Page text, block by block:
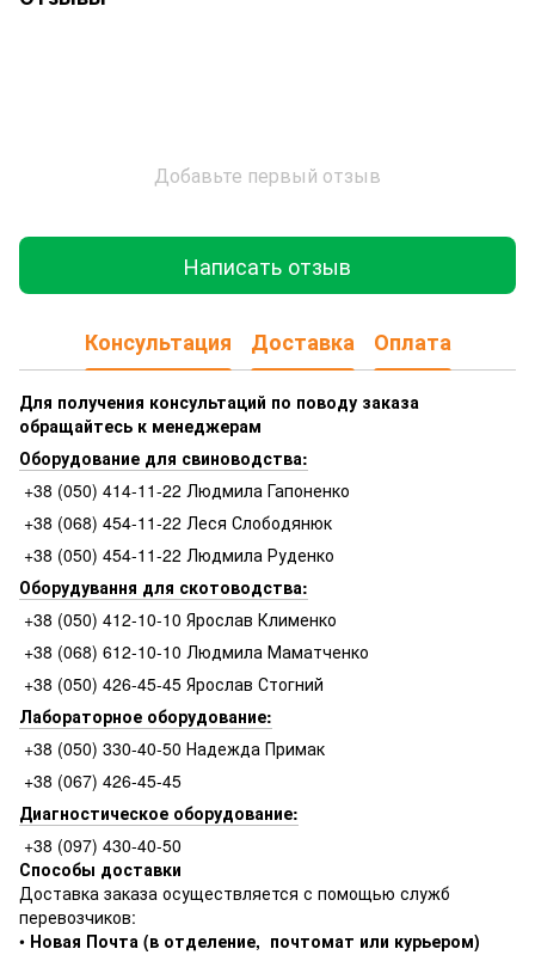
Добавьте первый отзыв
Написать отзыв
Консультация Доставка Оплата
Для получения консультаций по поводу заказа
обращайтесь к менеджерам
Оборудование для свиноводства:
+38 (050) 414-11-22 Людмила Гапоненко
+38 (068) 454-11-22 Леся Слободянюк
+38 (050) 454-11-22 Людмила Руденко
Оборудування для скотоводства:
+38 (050) 412-10-10 Ярослав Клименко
+38 (068) 612-10-10 Людмила Маматченко
+38 (050) 426-45-45 Ярослав Стогний
Лабораторное оборудование:
+38 (050) 330-40-50 Надежда Примак
+38 (067) 426-45-45
Диагностическое оборудование:
+38 (097) 430-40-50
Способы доставки
Доставка заказа осуществляется с помощью служб
перевозчиков:
• Новая Почта (в отделение, почтомат или курьером)